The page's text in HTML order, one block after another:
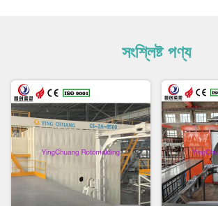
সংশ্লিষ্ট পণ্য